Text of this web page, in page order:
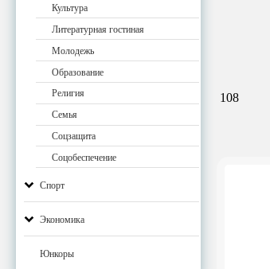
Культура
Литературная гостиная
Молодежь
Образование
Религия
Семья
Соцзащита
Соцобеспечение
Спорт
Экономика
Юнкоры
108